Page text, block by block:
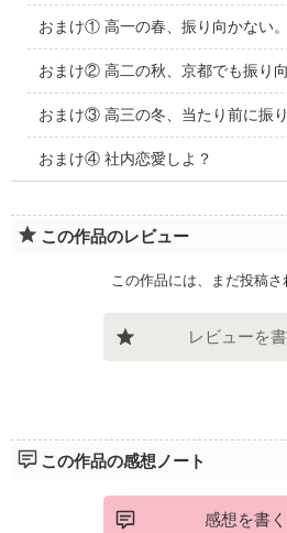
おまけ① 高一の春、振り向かない。
おまけ② 高二の秋、京都でも振り向
おまけ③ 高三の冬、当たり前に振り
おまけ④ 社内恋愛しよ？
この作品のレビュー
この作品には、まだ投稿さ
レビューを書
この作品の感想ノート
感想を書く